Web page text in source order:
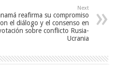
Next
reafirma su compromiso
el diálogo y el consenso en
sobre conflicto Rusia-
Ucrania